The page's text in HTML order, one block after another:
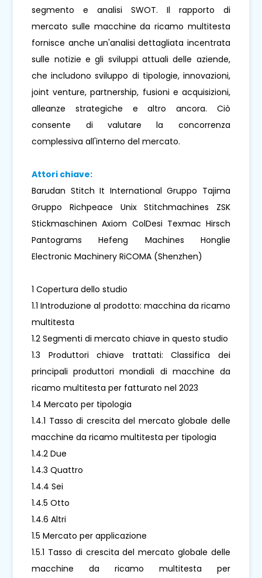
segmento e analisi SWOT. Il rapporto di
mercato sulle macchine da ricamo multitesta
fornisce anche un'analisi dettagliata incentrata
sulle notizie e gli sviluppi attuali delle aziende,
che includono sviluppo di tipologie, innovazioni,
joint venture, partnership, fusioni e acquisizioni,
alleanze strategiche e altro ancora. Ciò
consente di valutare la concorrenza
complessiva all'interno del mercato.
Attori chiave:
Barudan Stitch It International Gruppo Tajima
Gruppo Richpeace Unix Stitchmachines ZSK
Stickmaschinen Axiom ColDesi Texmac Hirsch
Pantograms Hefeng Machines Honglie
Electronic Machinery RiCOMA (Shenzhen)
1 Copertura dello studio
1.1 Introduzione al prodotto: macchina da ricamo
multitesta
1.2 Segmenti di mercato chiave in questo studio
1.3 Produttori chiave trattati: Classifica dei
principali produttori mondiali di macchine da
ricamo multitesta per fatturato nel 2023
1.4 Mercato per tipologia
1.4.1 Tasso di crescita del mercato globale delle
macchine da ricamo multitesta per tipologia
1.4.2 Due
1.4.3 Quattro
1.4.4 Sei
1.4.5 Otto
1.4.6 Altri
1.5 Mercato per applicazione
1.5.1 Tasso di crescita del mercato globale delle
macchine da ricamo multitesta per